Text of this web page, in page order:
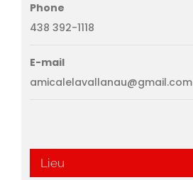
Phone
438 392-1118
E-mail
amicalelavallanau@gmail.com
Lieu